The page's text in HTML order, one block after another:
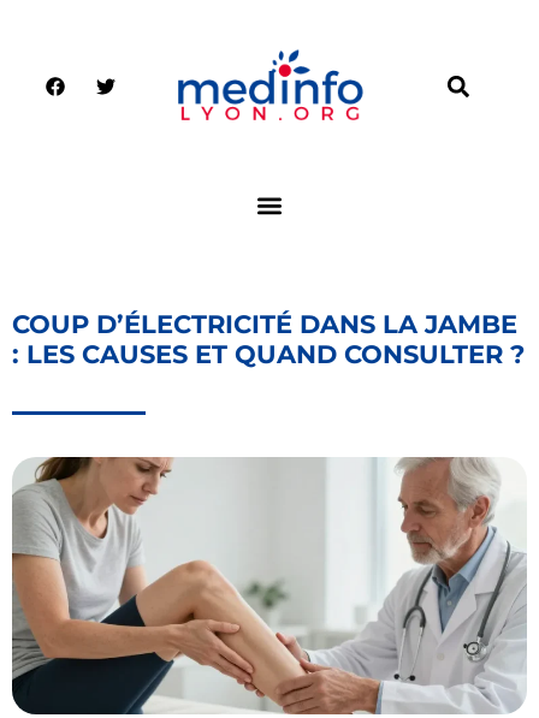
COUP D’ÉLECTRICITÉ DANS LA JAMBE
: LES CAUSES ET QUAND CONSULTER ?